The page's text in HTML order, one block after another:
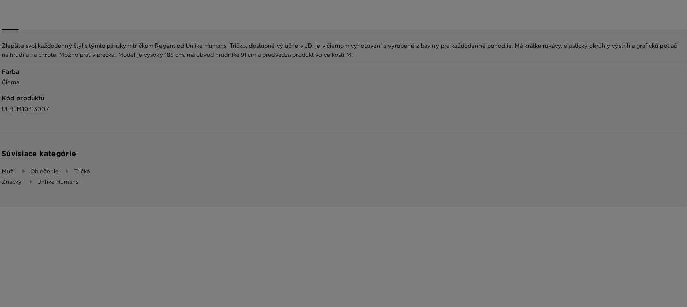
Zlepšite svoj každodenný štýl s týmto pánskym tričkom Regent od Unlike Humans. Tričko, dostupné výlučne v JD, je v čiernom vyhotovení a vyrobené z bavlny pre každodenné pohodlie. Má krátke rukávy, elastický okrúhly výstrih a grafickú potlač
na hrudi a na chrbte. Možno prať v práčke. Model je vysoký 185 cm, má obvod hrudníka 91 cm a predvádza produkt vo veľkosti M.
Farba
Čierna
Kód produktu
ULHTM10313007
Súvisiace kategórie
Muži Oblečenie
Tričká
Značky
Unlike Humans